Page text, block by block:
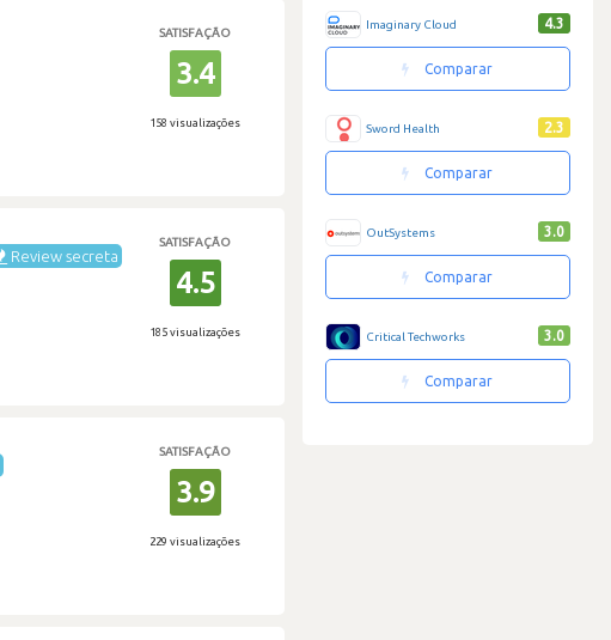
SATISFAÇÃO
3.4
158 visualizações
Review secreta
SATISFAÇÃO
4.5
185 visualizações
SATISFAÇÃO
3.9
229 visualizações
Imaginary Cloud 4.3
Comparar
Sword Health 2.3
Comparar
OutSystems 3.0
Comparar
Critical Techworks 3.0
Comparar